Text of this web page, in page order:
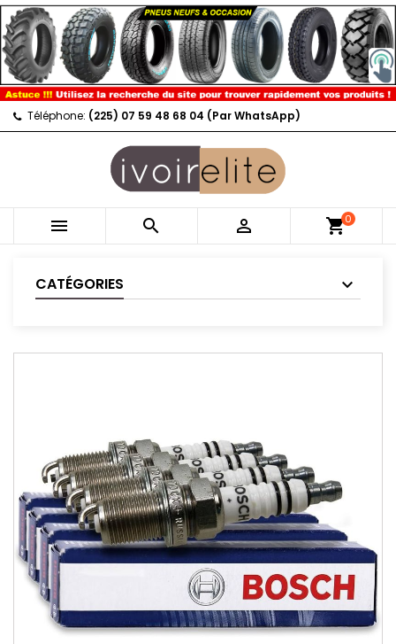
Téléphone: (225) 07 59 48 68 04 (Par WhatsApp)
   shopping_cart0
CATÉGORIES